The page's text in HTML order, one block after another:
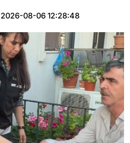
2026-08-06 12:28:48